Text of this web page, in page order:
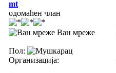
mt
одомаћен члан
Ван мреже
Пол:
Организација: